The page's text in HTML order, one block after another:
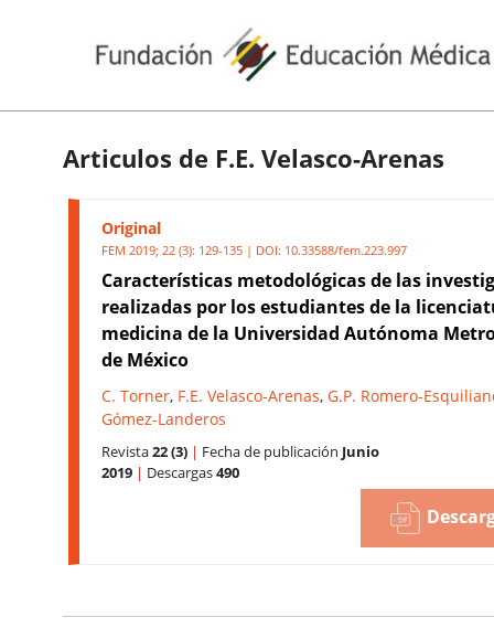
Articulos de F.E. Velasco-Arenas
Original
FEM 2019; 22 (3): 129-135 | DOI: 10.33588/fem.223.997
Características metodológicas de las
realizadas por los estudiantes de la
medicina de la Universidad Autónoma
de México
C. Torner, F.E. Velasco-Arenas, G.P. Romero-
Gómez-Landeros
Revista22 (3) | Fecha de publicación Junio
2019 | Descargas490